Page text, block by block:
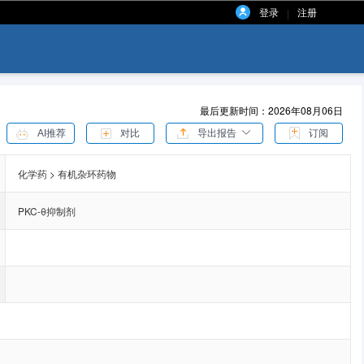
登录 | 注册
最后更新时间：2026年08月06日
AI推荐 对比 导出报告 订阅
化学药 > 有机杂环药物
PKC-θ抑制剂